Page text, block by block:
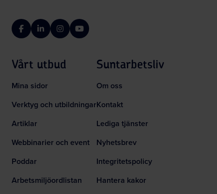
FacebookLinkedInInstagramYouTube
Vårt utbud
Mina sidor
Verktyg och utbildningar
Artiklar
Webbinarier och event
Poddar
Arbetsmiljöordlistan
Suntarbetsliv
Om oss
Kontakt
Lediga tjänster
Nyhetsbrev
Integritetspolicy
Hantera kakor